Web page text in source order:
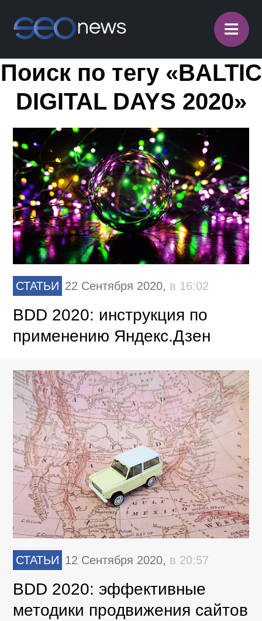
≡
Поиск по тегу «BALTIC
DIGITAL DAYS 2020»
СТАТЬИ 22 Сентября 2020, в 16:02
BDD 2020: инструкция по
применению Яндекс.Дзен
СТАТЬИ 12 Сентября 2020, в 20:57
BDD 2020: эффективные
методики продвижения сайтов